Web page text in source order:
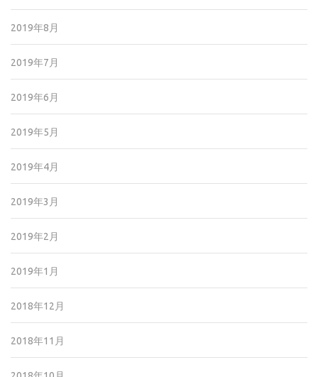
2019年8月
2019年7月
2019年6月
2019年5月
2019年4月
2019年3月
2019年2月
2019年1月
2018年12月
2018年11月